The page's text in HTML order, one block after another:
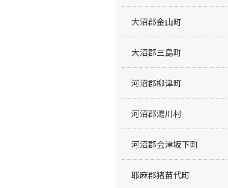
大沼郡金山町
大沼郡三島町
河沼郡柳津町
河沼郡湯川村
河沼郡会津坂下町
耶麻郡猪苗代町